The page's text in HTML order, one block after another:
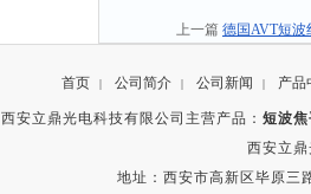
上一篇 德国AVT短波
首页 | 公司简介 | 公司新闻 | 产品
西安立鼎光电科技有限公司主营产品： 短波
西安立
地址：西安市高新区毕原三